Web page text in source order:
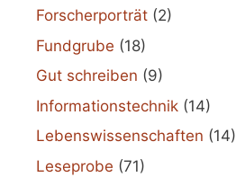
Forscherporträt (2)
Fundgrube (18)
Gut schreiben (9)
Informationstechnik (14)
Lebenswissenschaften (14)
Leseprobe (71)